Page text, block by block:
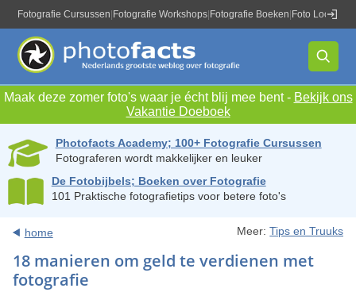
Fotografie Cursussen Fotografie Workshops Fotografie Boeken Foto Locaties
Maak deze zomer foto's waar je écht blij mee bent - Bekijk ons
Vakantie Doeboek
Photofacts Academy; 100+ Fotografie Cursussen
Fotograferen wordt makkelijker en leuker
De Fotobijbels; Boeken over Fotografie
101 Praktische fotografietips voor betere foto's
home Meer:Tips en Truuks
18 manieren om geld te verdienen met
fotografie